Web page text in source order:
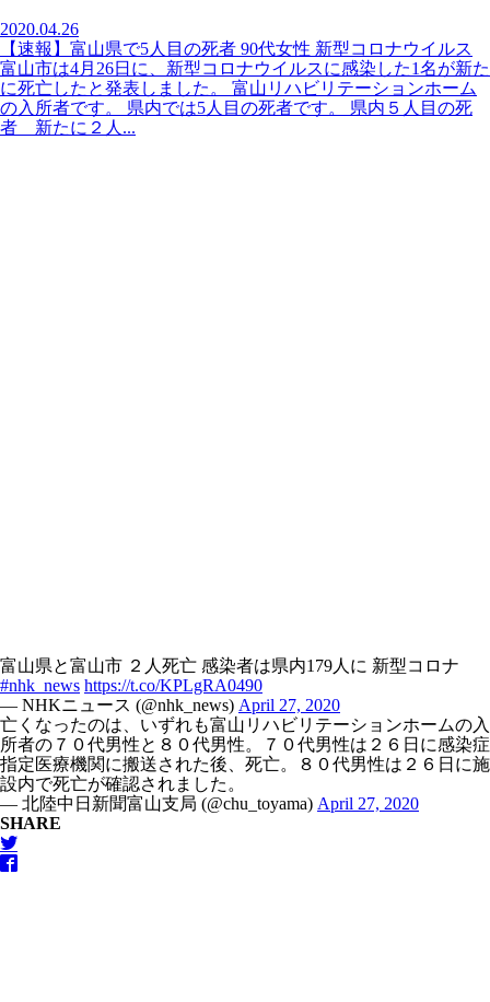
2020.04.26
【速報】富山県で5人目の死者 90代女性 新型コロナウイルス
富山市は4月26日に、新型コロナウイルスに感染した1名が新た
に死亡したと発表しました。 富山リハビリテーションホーム
の入所者です。 県内では5人目の死者です。 県内５人目の死
者 新たに２人...
富山県と富山市 ２人死亡 感染者は県内179人に 新型コロナ
#nhk_news https://t.co/KPLgRA0490
— NHKニュース (@nhk_news) April 27, 2020
亡くなったのは、いずれも富山リハビリテーションホームの入
所者の７０代男性と８０代男性。７０代男性は２６日に感染症
指定医療機関に搬送された後、死亡。８０代男性は２６日に施
設内で死亡が確認されました。
— 北陸中日新聞富山支局 (@chu_toyama) April 27, 2020
SHARE